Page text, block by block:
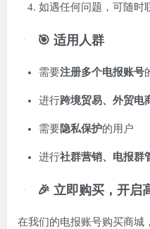
如遇任何问题，可随时
🎯 适用人群
需要注册多个电报账号
进行跨境贸易、外贸电
需要隐私保护的用户
进行社群营销、电报群
🎉 立即购买，开启
在我们的电报账号购买商城